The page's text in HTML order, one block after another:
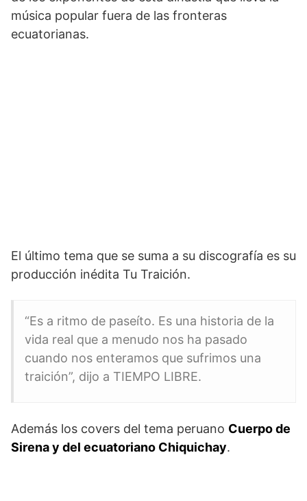
música popular fuera de las fronteras
ecuatorianas.
El último tema que se suma a su discografía es su
producción inédita Tu Traición.
“Es a ritmo de paseíto. Es una historia de la
vida real que a menudo nos ha pasado
cuando nos enteramos que sufrimos una
traición”, dijo a TIEMPO LIBRE.
Además los covers del tema peruano Cuerpo de
Sirena y del ecuatoriano Chiquichay.